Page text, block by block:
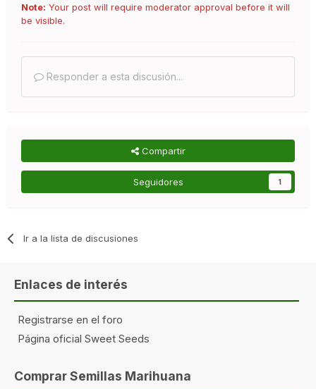
Note: Your post will require moderator approval before it will
be visible.
Responder a esta discusión...
Compartir
Seguidores 1
Ir a la lista de discusiones
Enlaces de interés
Registrarse en el foro
Página oficial Sweet Seeds
Comprar Semillas Marihuana